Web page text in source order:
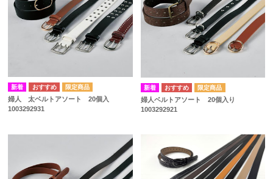
婦人 太ベルトアソート 20個入
1003292931
婦人ベルトアソート 20個入り
1003292921